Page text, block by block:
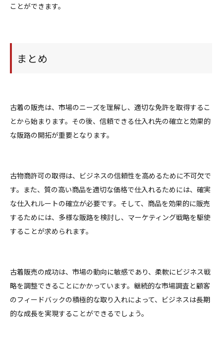
ことができます。
まとめ
古着の販売は、市場のニーズを理解し、適切な免許を取得するこ
とから始まります。その後、信頼できる仕入れ先の確立と効果的
な販路の開拓が重要となります。
古物商許可の取得は、ビジネスの信頼性を高めるために不可欠で
す。また、質の高い商品を適切な価格で仕入れるためには、確実
な仕入れルートの確立が必要です。そして、商品を効果的に販売
するためには、多様な販路を検討し、マーケティング戦略を駆使
することが求められます。
古着販売の成功は、市場の動向に敏感であり、柔軟にビジネス戦
略を調整できることにかかっています。継続的な市場調査と顧客
のフィードバックの積極的な取り入れによって、ビジネスは長期
的な成長を実現することができるでしょう。